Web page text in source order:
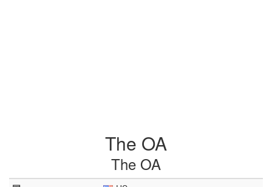
The OA
The OA